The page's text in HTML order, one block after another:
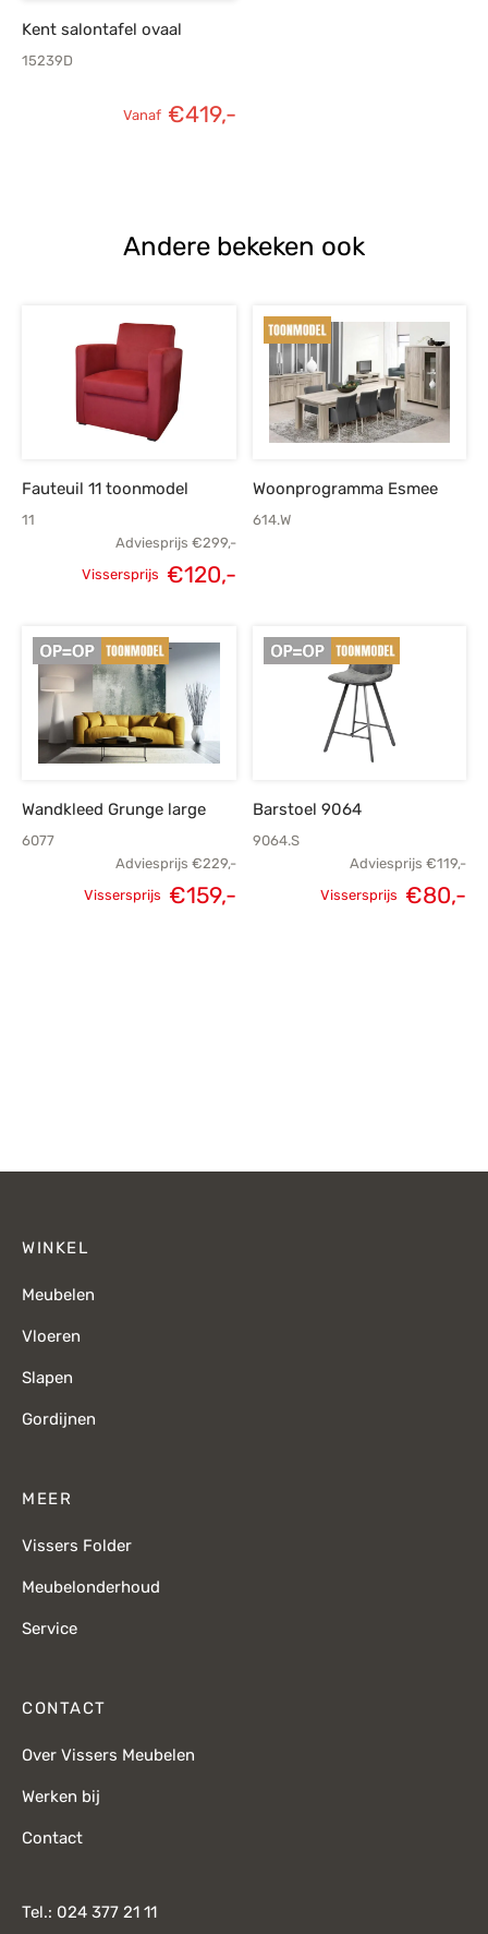
Kent salontafel ovaal
15239D
Vanaf €419,-
Andere bekeken ook
Fauteuil 11 toonmodel
11
Adviesprijs €299,-
prijs was:
€299,-.
Vissersprijs €120,-
prijs is:
€120,-.
Woonprogramma Esmee
614.W
Wandkleed Grunge large
6077
Adviesprijs €229,-
Vissersprijs €159,-
Barstoel 9064
9064.S
Adviesprijs €119,-
Vissersprijs €80,-
WINKEL
Meubelen
Vloeren
Slapen
Gordijnen
MEER
Vissers Folder
Meubelonderhoud
Service
CONTACT
Over Vissers Meubelen
Werken bij
Contact
Tel.: 024 377 21 11